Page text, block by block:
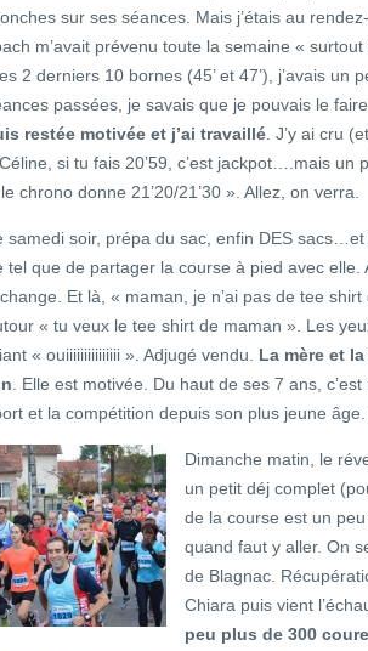
sur ses séances. Mais j’étais au
m’avait prévenu toute la semaine «
2 derniers 10 bornes (45’ et 47’), j’avais un
passées, je savais que je pouvais le
restée motivée et j’ai travaillé . J’y ai cru
si tu fais 20’59, c’est jackpot….mais un
chrono donne 21’20/21’30 ». Allez, on verra.
samedi soir, prépa du sac, enfin DES
tel que de partager la course à pied avec elle.
Et là, « maman, je n’ai pas de tee
« tu veux le tee shirt de maman ». Les
« ouiiiiiiiiiiiiiii ». Adjugé vendu. La mère et
. Elle est motivée. Du haut de ses 7 ans,
et la compétition depuis son plus jeune âge.
Dimanche matin, le
un petit déj complet
de la course est un
quand faut y aller. On
de Blagnac.
Chiara puis vient
peu plus de 300